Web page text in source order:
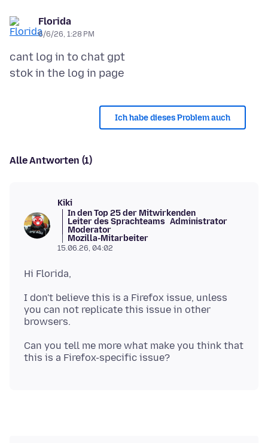
Florida
6/6/26, 1:28 PM
cant log in to chat gpt
Ich habe dieses Problem auch
Alle Antworten (1)
Kiki
In den Top 25 der Mitwirkenden
Leiter des Sprachteams Administrator
Moderator
Mozilla-Mitarbeiter
15.06.26, 04:02
I don't believe this is a Firefox issue, unless
you can not replicate this issue in other
Can you tell me more what make you think that